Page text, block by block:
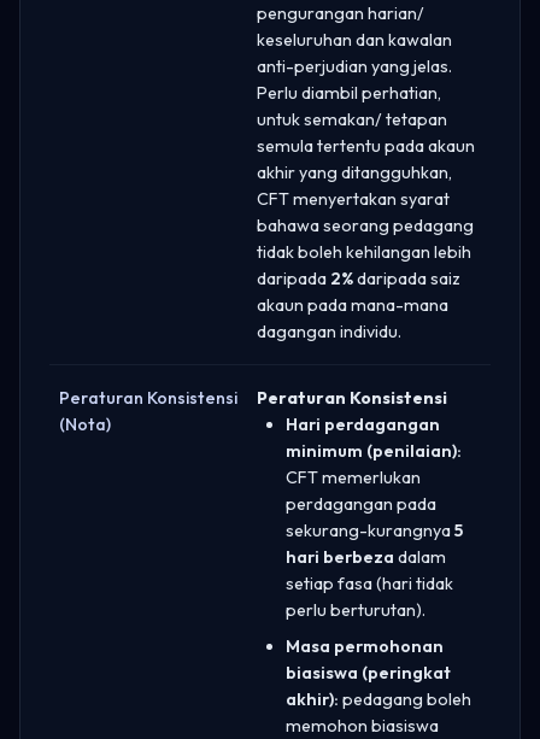
pengurangan harian/
keseluruhan dan kawalan
anti-perjudian yang jelas.
Perlu diambil perhatian,
untuk semakan/ tetapan
semula tertentu pada akaun
akhir yang ditangguhkan,
CFT menyertakan syarat
bahawa seorang pedagang
tidak boleh kehilangan lebih
daripada 2%daripada saiz
akaun pada mana-mana
dagangan individu.
Peraturan Konsistensi
(Nota)
Peraturan Konsistensi
Hari perdagangan
minimum (penilaian):
CFT memerlukan
perdagangan pada
sekurang-kurangnya5
hari berbeza dalam
setiap fasa (hari tidak
perlu berturutan).
Masa permohonan
biasiswa (peringkat
akhir): pedagang boleh
memohon biasiswa